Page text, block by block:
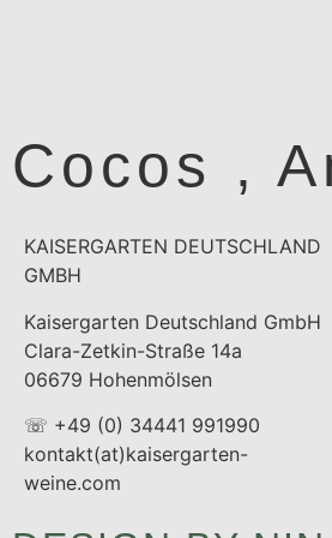
Cocos ,
KAISERGARTEN DEUTSCHLAND
GMBH
Kaisergarten Deutschland GmbH
Clara-Zetkin-Straße 14a
06679 Hohenmölsen
☏ +49 (0) 34441 991990
kontakt(at)kaisergarten-
weine.com